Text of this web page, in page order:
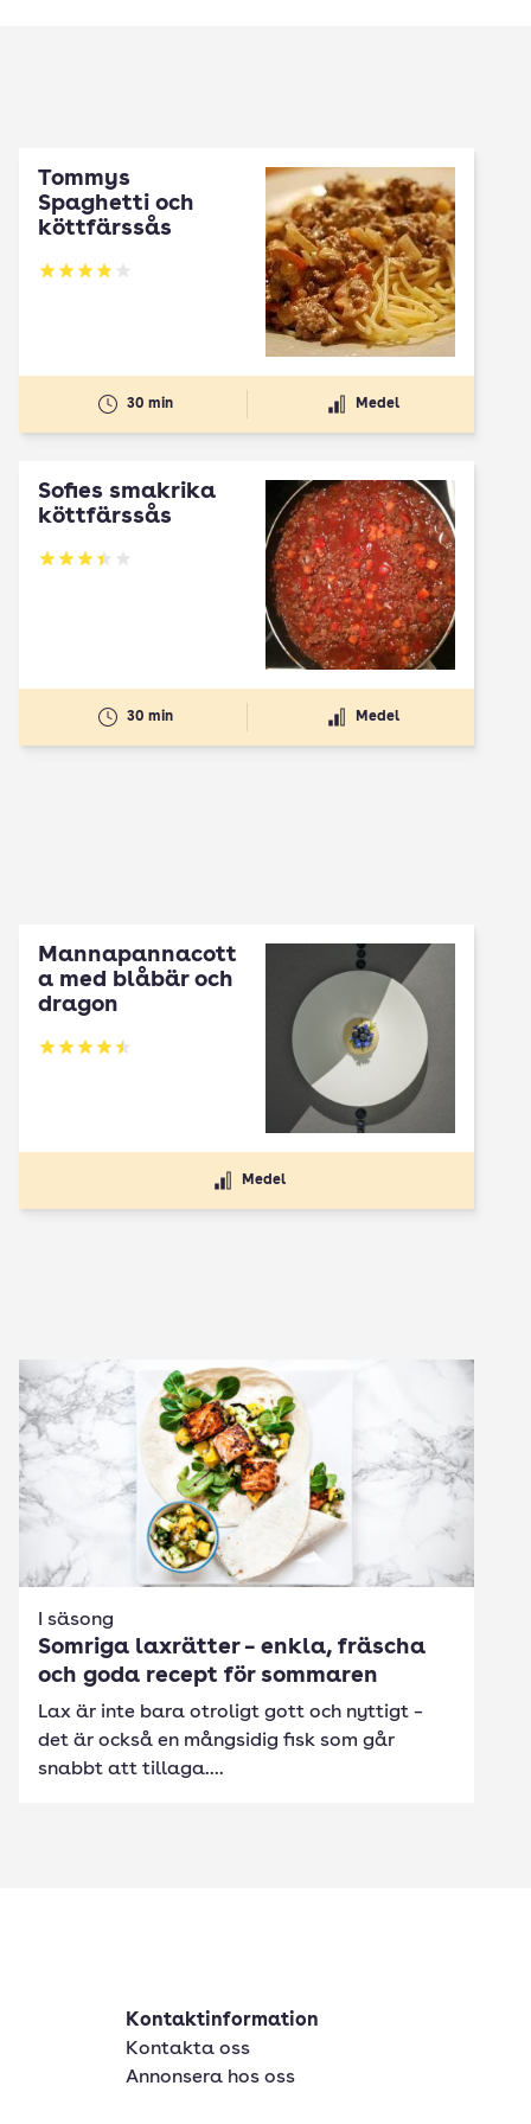
Tommys
Spaghetti och
köttfärssås
Betyg: 3.89 av 5
30 min Medel
Sofies smakrika
köttfärssås
Betyg: 3.4 av 5
30 min Medel
Mannapannacott
a med blåbär och
dragon
Betyg: 4.5 av 5
Medel
I säsong
Somriga laxrätter – enkla, fräscha
och goda recept för sommaren
Lax är inte bara otroligt gott och nyttigt –
det är också en mångsidig fisk som går
snabbt att tillaga....
Kontaktinformation
Kontakta oss
Annonsera hos oss